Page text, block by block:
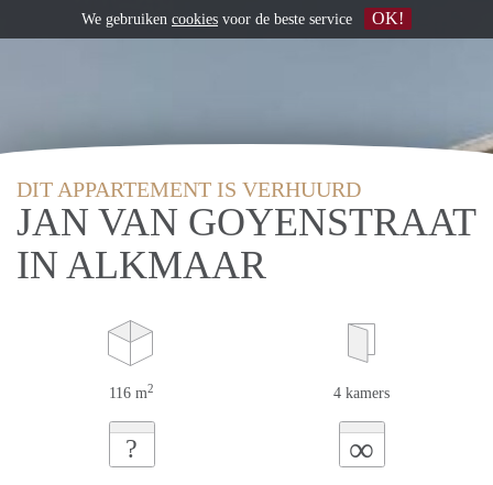
DIT APPARTEMENT IS VERHUURD
JAN VAN GOYENSTRAAT
IN ALKMAAR
116 m2 4 kamers
? ∞
We gebruiken cookies voor de beste service OK!